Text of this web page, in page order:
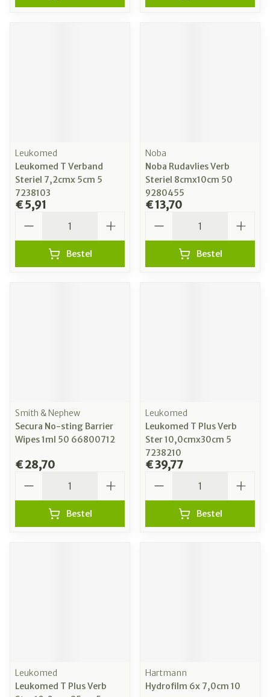
Leukomed
Leukomed T Verband
Steriel 7,2cmx 5cm 5
7238103
€ 5,91
Bestel
Noba
Noba Rudavlies Verb
Steriel 8cmx10cm 50
9280455
€ 13,70
Bestel
Smith & Nephew
Secura No-sting Barrier
Wipes 1ml 50 66800712
€ 28,70
Bestel
Leukomed
Leukomed T Plus Verb
Ster 10,0cmx30cm 5
7238210
€ 39,77
Bestel
Leukomed
Leukomed T Plus Verb
Hartmann
Hydrofilm 6x 7,0cm 10